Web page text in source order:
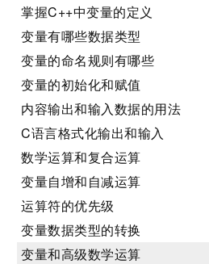
掌握C++中变量的定义
变量有哪些数据类型
变量的命名规则有哪些
变量的初始化和赋值
内容输出和输入数据的用法
C语言格式化输出和输入
数学运算和复合运算
变量自增和自减运算
运算符的优先级
变量数据类型的转换
变量和高级数学运算